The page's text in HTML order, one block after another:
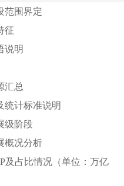
范围界定
征
说明
汇总
统计标准说明
级阶段
概况分析
及占比情况（单位：万亿